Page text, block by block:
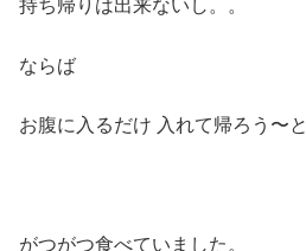
持ち帰りは出来ないし。。
ならば
お腹に入るだけ 入れて帰ろう〜と
がつがつ食べていました。